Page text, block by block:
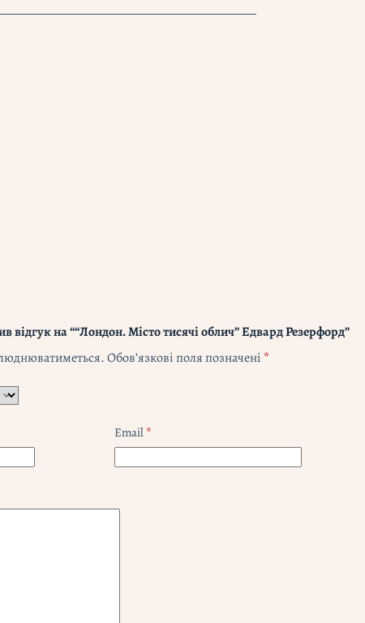
на ““Лондон. Місто тисячі облич” Едвард Резерфорд”
Обов’язкові поля позначені *
Email*